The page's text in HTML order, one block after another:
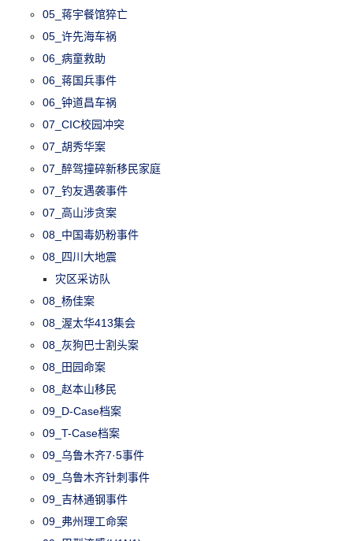
05_蒋宇餐馆猝亡
05_许先海车祸
06_病童救助
06_蒋国兵事件
06_钟道昌车祸
07_CIC校园冲突
07_胡秀华案
07_醉驾撞碎新移民家庭
07_钓友遇袭事件
07_高山涉贪案
08_中国毒奶粉事件
08_四川大地震
灾区采访队
08_杨佳案
08_渥太华413集会
08_灰狗巴士割头案
08_田园命案
08_赵本山移民
09_D-Case档案
09_T-Case档案
09_乌鲁木齐7·5事件
09_乌鲁木齐针刺事件
09_吉林通钢事件
09_弗州理工命案